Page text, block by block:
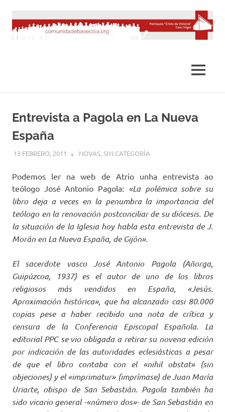
contenido
MENÚ
Entrevista a Pagola en La Nueva
España
13 FEBRERO, 2011 DESARROLLO
NOVAS,SIN CATEGORÍA
Podemos ler na web de Atrio unha entrevista ao
teólogo José Antonio Pagola: «La polémica sobre su
libro deja a veces en la penumbra la importancia del
teólogo en la renovación postconciliar de su diócesis. De
la situación de la Iglesia hoy habla esta entrevista de J.
Morán en La Nueva España, de Gijón».
El sacerdote vasco José Antonio Pagola (Añorga,
Guipúzcoa, 1937) es el autor de uno de los libros
religiosos más vendidos en España, «Jesús.
Aproximación histórica», que ha alcanzado casi 80.000
copias pese a haber recibido una nota de crítica y
censura de la Conferencia Episcopal Española. La
editorial PPC se vio obligada a retirar su novena edición
por indicación de las autoridades eclesiásticas a pesar
de que el libro contaba con el «nihil obstat» (sin
objeciones) y el «imprimatur» (imprímase) de Juan María
Uriarte, obispo de San Sebastián. Pagola también ha
sido vicario general -«número dos»- de San Sebastián en